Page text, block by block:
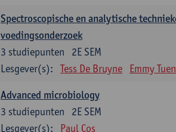
Spectroscopische en analytische
voedingsonderzoek
2E SEM
3 studiepunten
Lesgever(s):
Tess De Bruyne Emmy
Advanced microbiology
2E SEM
3 studiepunten
Lesgever(s):
Paul Cos